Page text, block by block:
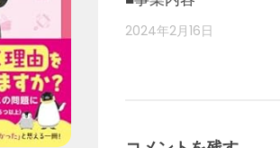
2024年2月16日